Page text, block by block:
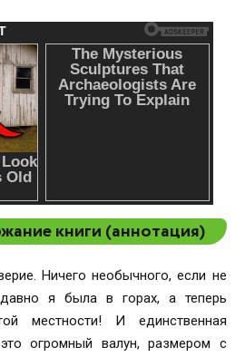
книги (аннотация)
Ничего необычного, если не
я была в горах, а теперь
местности! И единственная
огромный валун, размером с